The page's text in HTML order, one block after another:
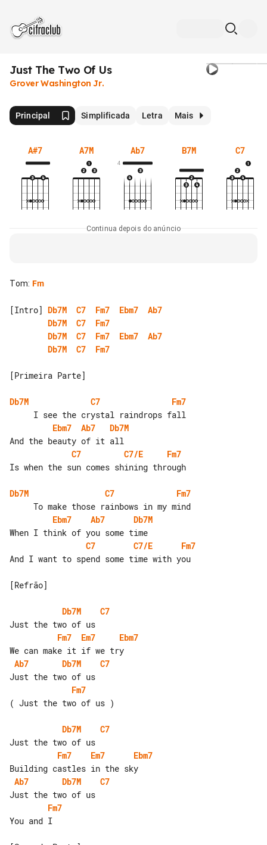
Just The Two Of Us
Grover Washington Jr.
Principal Simplificada Letra Mais
A#7 A7M Ab7
4
B7M C7
Continua depois do anúncio
Tom: Fm
[Intro] Db7M C7 Fm7 Ebm7
Ab7
Db7M
C7
Fm7
Db7M
C7 Fm7 Ebm7
Ab7
Db7M
C7 Fm7
[Primeira Parte]
Db7M C7
Fm7
Ebm7
Ab7
Db7M
C7
C7/E
Fm7
Is when the sun comes shining through
Db7M C7
Fm7
Ebm7
Ab7
Db7M
C7
C7/E
Fm7
And I want to spend some time with you
[Refrão]
Db7M
C7
Fm7
Em7
Ebm7
Ab7
Db7M
C7
Fm7
( Just the two of us )
Db7M
C7
Fm7
Em7
Ebm7
Ab7
Db7M
C7
Fm7
You and I